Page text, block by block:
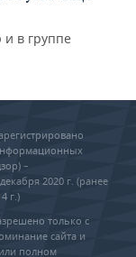
в группе
–
2020 г. (ранее
г.)
только с
сайта и
полном